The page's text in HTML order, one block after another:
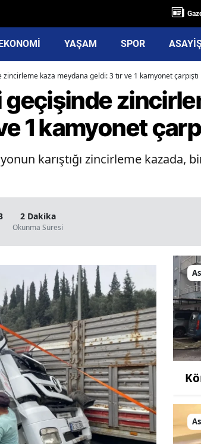
EKONOMİ YAŞAM SPOR
kaza meydana geldi: 3 tır ve 1 kamyonet çarpıştı
geçişinde
1 kamyonet
karıştığı zincirleme kazada,
2 Dakika
Okunma Süresi